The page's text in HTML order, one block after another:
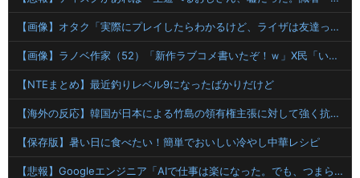
【画像】オタク「実際にプレイしたらわかるけど、ライザは友達って感じで性的な目では見れないｗ」←これ
【画像】ラノベ作家（52）「新作ラブコメ書いたぞ！ｗ」X民「いい歳こいてラブコメ（笑）恥ずかしくないの？」←やめたれｗと話題に
【NTEまとめ】最近釣りレベル9になったばかりだけど
【海外の反応】韓国が日本による竹島の領有権主張に対して強く抗議したらしい → 「もはや毎年の恒例行事だな」「他のことから国民の目をそらせるからお互いの政府にとって都合がいいんだよ」
【保存版】暑い日に食べたい！簡単でおいしい冷やし中華レシピ
【悲報】Googleエンジニア「AIで仕事は楽になった。でも、つまらなくなった」